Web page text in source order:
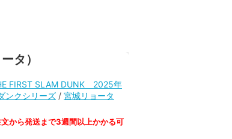
タ）
FIRST SLAM DUNK 2025年
ンクシリーズ / 宮城リョータ
から発送まで3週間以上かかる可